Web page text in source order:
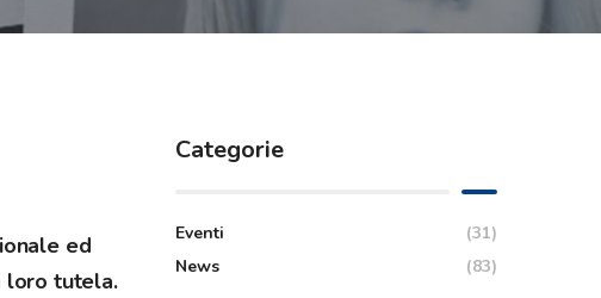
ed
loro tutela.
Categorie
Eventi
(31)
News
(83)